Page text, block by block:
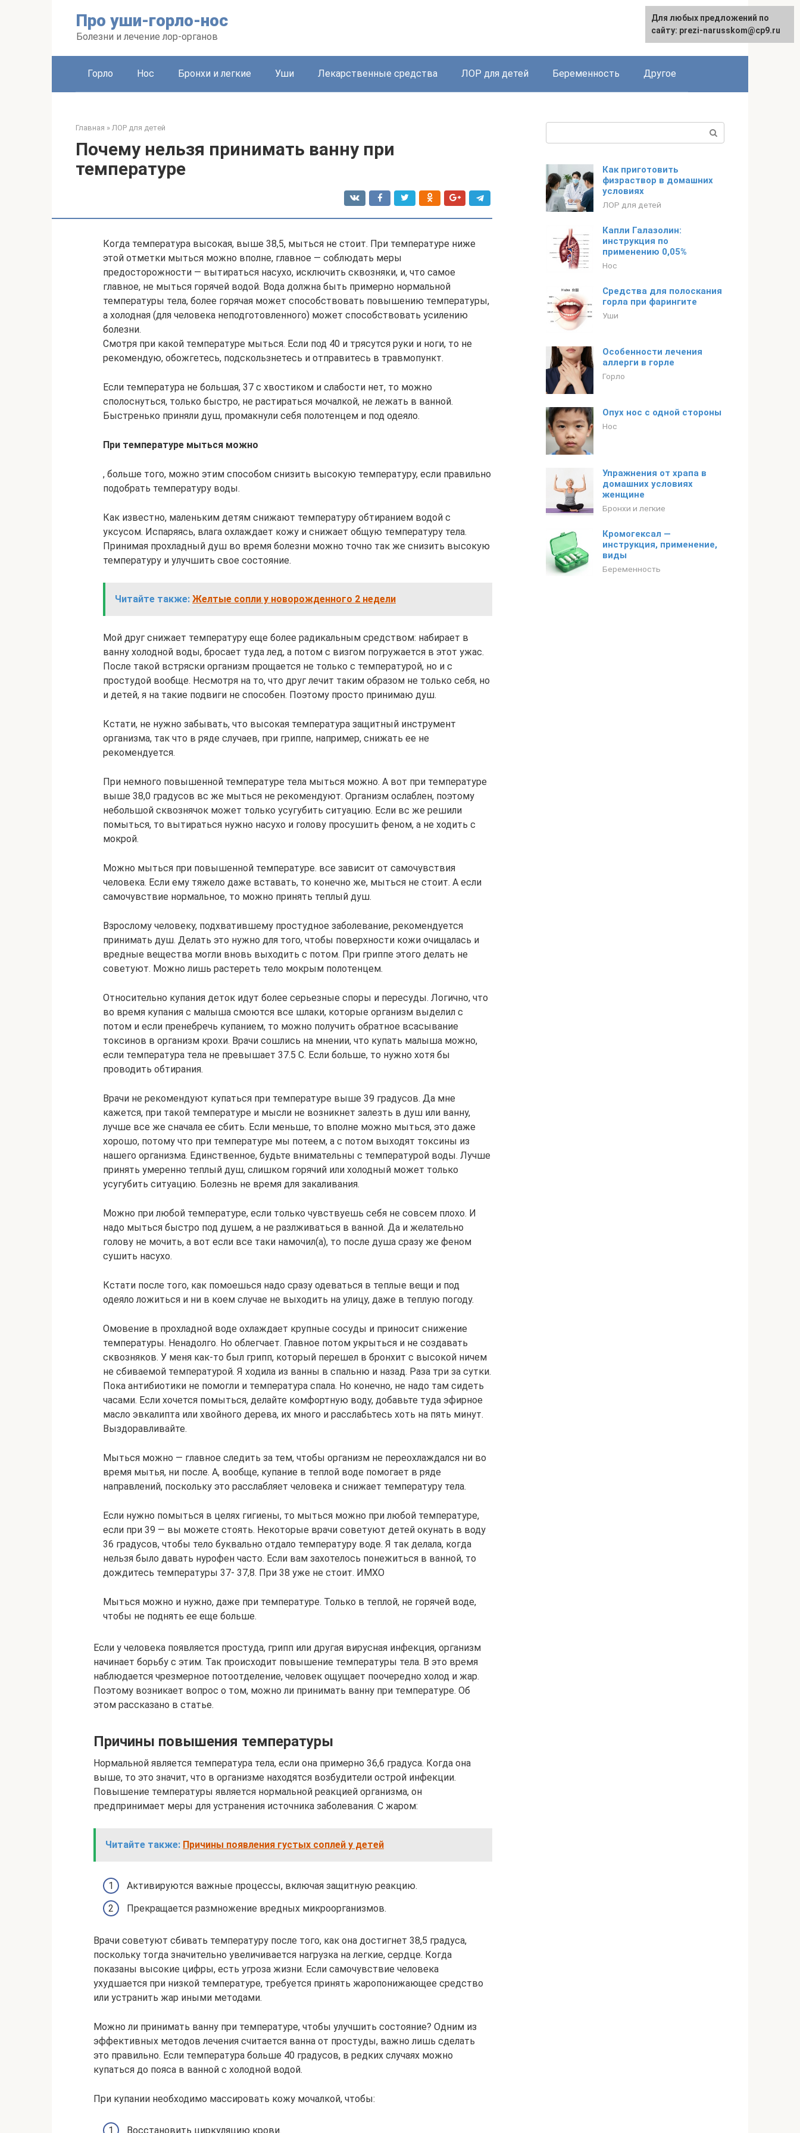
Про уши-горло-нос
Болезни и лечение лор-органов
English
Горло Нос Бронхи и легкие Уши Лекарственные средства ЛОР для детей Беременность Другое
Главная » ЛОР для детей
Почему нельзя принимать ванну при
температуре
Когда температура высокая, выше 38,5, мыться не стоит. При температуре ниже
этой отметки мыться можно вполне, главное — соблюдать меры
предосторожности — вытираться насухо, исключить сквозняки, и, что самое
главное, не мыться горячей водой. Вода должна быть примерно нормальной
температуры тела, более горячая может способствовать повышению температуры,
а холодная (для человека неподготовленного) может способствовать усилению
болезни.
Смотря при какой температуре мыться. Если под 40 и трясутся руки и ноги, то не
рекомендую, обожгетесь, подскользнетесь и отправитесь в травмопункт.
Если температура не большая, 37 с хвостиком и слабости нет, то можно
сполоснуться, только быстро, не растираться мочалкой, не лежать в ванной.
Быстренько приняли душ, промакнули себя полотенцем и под одеяло.
При температуре мыться можно
, больше того, можно этим способом снизить высокую температуру, если правильно
подобрать температуру воды.
Как известно, маленьким детям снижают температуру обтиранием водой с
уксусом. Испаряясь, влага охлаждает кожу и снижает общую температуру тела.
Принимая прохладный душ во время болезни можно точно так же снизить высокую
температуру и улучшить свое состояние.
Читайте также: Желтые сопли у новорожденного 2 недели
Мой друг снижает температуру еще более радикальным средством: набирает в
ванну холодной воды, бросает туда лед, а потом с визгом погружается в этот ужас.
После такой встряски организм прощается не только с температурой, но и с
простудой вообще. Несмотря на то, что друг лечит таким образом не только себя, но
и детей, я на такие подвиги не способен. Поэтому просто принимаю душ.
Кстати, не нужно забывать, что высокая температура защитный инструмент
организма, так что в ряде случаев, при гриппе, например, снижать ее не
рекомендуется.
При немного повышенной температуре тела мыться можно. А вот при температуре
выше 38,0 градусов вс же мыться не рекомендуют. Организм ослаблен, поэтому
небольшой сквознячок может только усугубить ситуацию. Если вс же решили
помыться, то вытираться нужно насухо и голову просушить феном, а не ходить с
мокрой.
Можно мыться при повышенной температуре. все зависит от самочувствия
человека. Если ему тяжело даже вставать, то конечно же, мыться не стоит. А если
самочувствие нормальное, то можно принять теплый душ.
Взрослому человеку, подхватившему простудное заболевание, рекомендуется
принимать душ. Делать это нужно для того, чтобы поверхности кожи очищалась и
вредные вещества могли вновь выходить с потом. При гриппе этого делать не
советуют. Можно лишь растереть тело мокрым полотенцем.
Относительно купания деток идут более серьезные споры и пересуды. Логично, что
во время купания с малыша смоются все шлаки, которые организм выделил с
потом и если пренебречь купанием, то можно получить обратное всасывание
токсинов в организм крохи. Врачи сошлись на мнении, что купать малыша можно,
если температура тела не превышает 37.5 С. Если больше, то нужно хотя бы
проводить обтирания.
Врачи не рекомендуют купаться при температуре выше 39 градусов. Да мне
кажется, при такой температуре и мысли не возникнет залезть в душ или ванну,
лучше все же сначала ее сбить. Если меньше, то вполне можно мыться, это даже
хорошо, потому что при температуре мы потеем, а с потом выходят токсины из
нашего организма. Единственное, будьте внимательны с температурой воды. Лучше
принять умеренно теплый душ, слишком горячий или холодный может только
усугубить ситуацию. Болезнь не время для закаливания.
Можно при любой температуре, если только чувствуешь себя не совсем плохо. И
надо мыться быстро под душем, а не разлживаться в ванной. Да и желательно
голову не мочить, а вот если все таки намочил(а), то после душа сразу же феном
сушить насухо.
Кстати после того, как помоешься надо сразу одеваться в теплые вещи и под
одеяло ложиться и ни в коем случае не выходить на улицу, даже в теплую погоду.
Омовение в прохладной воде охлаждает крупные сосуды и приносит снижение
температуры. Ненадолго. Но облегчает. Главное потом укрыться и не создавать
сквозняков. У меня как-то был грипп, который перешел в бронхит с высокой ничем
не сбиваемой температурой. Я ходила из ванны в спальню и назад. Раза три за сутки.
Пока антибиотики не помогли и температура спала. Но конечно, не надо там сидеть
часами. Если хочется помыться, делайте комфортную воду, добавьте туда эфирное
масло эвкалипта или хвойного дерева, их много и расслабьтесь хоть на пять минут.
Выздоравливайте.
Мыться можно — главное следить за тем, чтобы организм не переохлаждался ни во
время мытья, ни после. А, вообще, купание в теплой воде помогает в ряде
направлений, поскольку это расслабляет человека и снижает температуру тела.
Если нужно помыться в целях гигиены, то мыться можно при любой температуре,
если при 39 — вы можете стоять. Некоторые врачи советуют детей окунать в воду
36 градусов, чтобы тело буквально отдало температуру воде. Я так делала, когда
нельзя было давать нурофен часто. Если вам захотелось понежиться в ванной, то
дождитесь температуры 37- 37,8. При 38 уже не стоит. ИМХО
Мыться можно и нужно, даже при температуре. Только в теплой, не горячей воде,
чтобы не поднять ее еще больше.
Если у человека появляется простуда, грипп или другая вирусная инфекция, организм
начинает борьбу с этим. Так происходит повышение температуры тела. В это время
наблюдается чрезмерное потоотделение, человек ощущает поочередно холод и жар.
Поэтому возникает вопрос о том, можно ли принимать ванну при температуре. Об
этом рассказано в статье.
Причины повышения температуры
Нормальной является температура тела, если она примерно 36,6 градуса. Когда она
выше, то это значит, что в организме находятся возбудители острой инфекции.
Повышение температуры является нормальной реакцией организма, он
предпринимает меры для устранения источника заболевания. С жаром:
Читайте также: Причины появления густых соплей у детей
Активируются важные процессы, включая защитную реакцию.
Прекращается размножение вредных микроорганизмов.
Врачи советуют сбивать температуру после того, как она достигнет 38,5 градуса,
поскольку тогда значительно увеличивается нагрузка на легкие, сердце. Когда
показаны высокие цифры, есть угроза жизни. Если самочувствие человека
ухудшается при низкой температуре, требуется принять жаропонижающее средство
или устранить жар иными методами.
Можно ли принимать ванну при температуре, чтобы улучшить состояние? Одним из
эффективных методов лечения считается ванна от простуды, важно лишь сделать
это правильно. Если температура больше 40 градусов, в редких случаях можно
купаться до пояса в ванной с холодной водой.
При купании необходимо массировать кожу мочалкой, чтобы:
Восстановить циркуляцию крови.
Как приготовить
физраствор в домашних
условиях
ЛОР для детей
Капли Галазолин:
инструкция по
применению 0,05%
Нос
Средства для полоскания
горла при фарингите
Уши
Особенности лечения
аллерги в горле
Горло
Опух нос с одной стороны
Нос
Упражнения от храпа в
домашних условиях
женщине
Бронхи и легкие
Кромогексал —
инструкция, применение,
виды
Беременность
Для любых предложений по
сайту: prezi-narusskom@cp9.ru